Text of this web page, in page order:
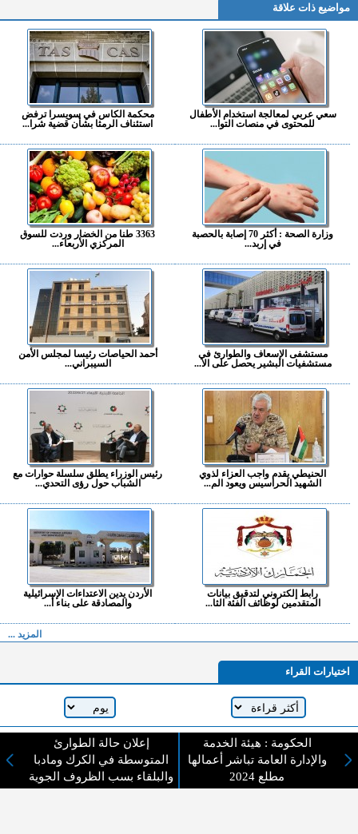
مواضيع ذات علاقة
سعي عربي لمعالجة استخدام الأطفال
للمحتوى في منصات التوا...
محكمة الكاس في سويسرا ترفض
استئناف الرمثا بشأن قضية شرا...
وزارة الصحة : أكثر 70 إصابة بالحصبة
في إربد...
3363 طنا من الخضار وردت للسوق
المركزي الأربعاء...
مستشفى الإسعاف والطوارئ في
مستشفيات البشير يحصل على الا...
أحمد الحياصات رئيسا لمجلس الأمن
السيبراني...
الحنيطي يقدم واجب العزاء لذوي
الشهيد الحراسيس ويعود الم...
رئيس الوزراء يطلق سلسلة حوارات مع
الشباب حول رؤى التحدي...
رابط إلكتروني لتدقيق بيانات
المتقدمين لوظائف الفئة الثا...
الأردن يدين الاعتداءات الإسرائيلية
والمصادقة على بناء أ...
المزيد ...
اختيارات القراء
لا يوجد مقالاتالحكومة : هيئة الخدمة
والإدارة العامة تباشر أعمالها
مطلع 2024
إعلان حالة الطوارئ
المتوسطة في الكرك ومادبا
والبلقاء بسب الظروف الجوية